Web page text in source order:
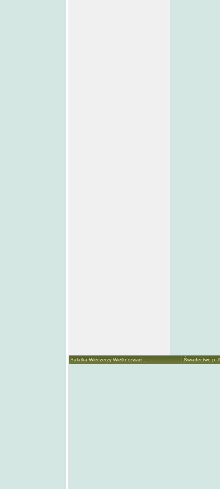
Sałatka Wieczerzy Wielkoczwart ... Świadectwo p.